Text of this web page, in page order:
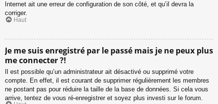
Internet ait une erreur de configuration de son côté, et qu’il devra la
corriger.
Haut
Je me suis enregistré par le passé mais je ne peux plus
me connecter ?!
Il est possible qu’un administrateur ait désactivé ou supprimé votre
compte. En effet, il est courant de supprimer régulièrement les membres
ne postant pas pour réduire la taille de la base de données. Si cela vous
arrive, tentez de vous ré-enregistrer et soyez plus investi sur le forum.